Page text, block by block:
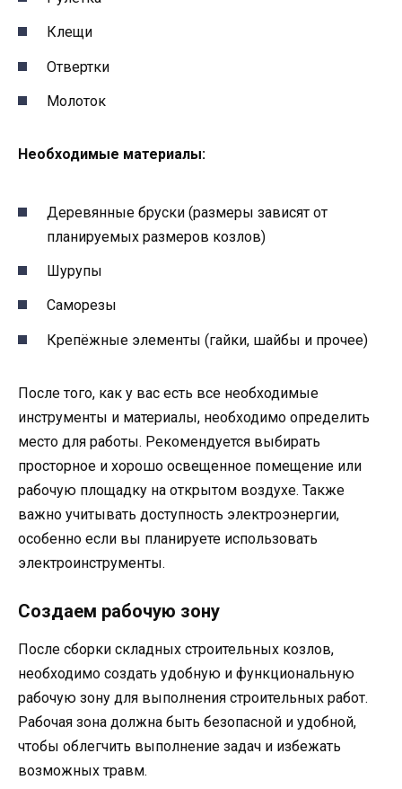
Клещи
Отвертки
Молоток
Необходимые материалы:
Деревянные бруски (размеры зависят от
планируемых размеров козлов)
Шурупы
Саморезы
Крепёжные элементы (гайки, шайбы и прочее)
После того, как у вас есть все необходимые
инструменты и материалы, необходимо определить
место для работы. Рекомендуется выбирать
просторное и хорошо освещенное помещение или
рабочую площадку на открытом воздухе. Также
важно учитывать доступность электроэнергии,
особенно если вы планируете использовать
электроинструменты.
Создаем рабочую зону
После сборки складных строительных козлов,
необходимо создать удобную и функциональную
рабочую зону для выполнения строительных работ.
Рабочая зона должна быть безопасной и удобной,
чтобы облегчить выполнение задач и избежать
возможных травм.